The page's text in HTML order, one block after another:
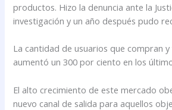
productos. Hizo la denuncia ante la
investigación y un año después pudo
La cantidad de usuarios que compran
aumentó un 300 por ciento en los
El alto crecimiento de este mercado
nuevo canal de salida para aquellos